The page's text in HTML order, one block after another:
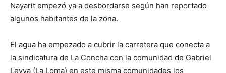
Nayarit empezó ya a desbordarse según han reportado
algunos habitantes de la zona.
El agua ha empezado a cubrir la carretera que conecta a
la sindicatura de La Concha con la comunidad de Gabriel
Leyva (La Loma) en este misma comunidades los